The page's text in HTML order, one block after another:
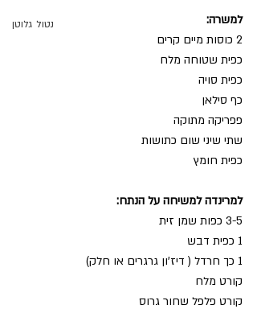
נטול גלוטן
למשרה:
2 כוסות מיים קרים
כפית שטוחה מלח
כפית סויה
כף סילאן
פפריקה מתוקה
שתי שיני שום כתושות
כפית חומץ
למרינדה למשיחה על הנתח:
3-5 כפות שמן זית
1 כפית דבש
1 כך חרדל ( דיז’ון גרגרים או חלק)
קורט מלח
קורט פלפל שחור גרוס